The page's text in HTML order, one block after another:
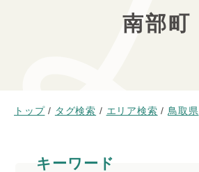
南部町
トップ / タグ検索 / エリア検索 /鳥取県
キーワード